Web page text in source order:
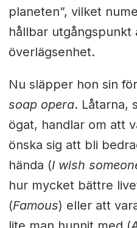
planeten”, vilket
hållbar utgångspunkt
överlägsenhet.
Nu släpper hon sin
soap opera. Låtarna,
ögat, handlar om att
önska sig att bli
hända (I wish
hur mycket bättre
(Famous) eller att